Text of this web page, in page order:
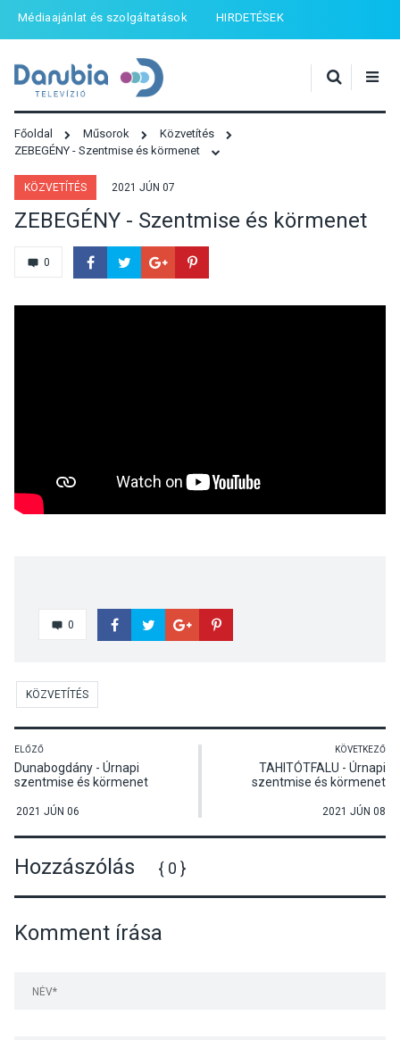
Médiaajánlat és szolgáltatások HIRDETÉSEK
Főoldal Műsorok
Közvetítés
ZEBEGÉNY - Szentmise és körmenet
KÖZVETÍTÉS 2021 JÚN 07
ZEBEGÉNY - Szentmise és körmenet
0
0
KÖZVETÍTÉS
ELŐZŐ
Dunabogdány - Úrnapi
szentmise és körmenet
2021 JÚN 06
KÖVETKEZŐ
TAHITÓTFALU - Úrnapi
szentmise és körmenet
2021 JÚN 08
Hozzászólás { 0 }
Komment írása